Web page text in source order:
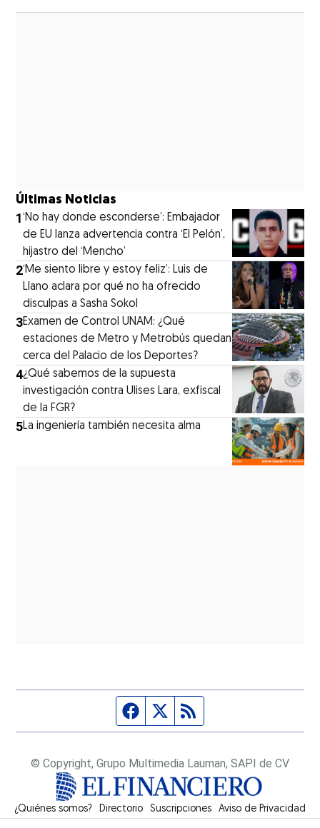
Últimas Noticias
1‘No hay donde esconderse’: Embajador
de EU lanza advertencia contra ‘El Pelón’,
hijastro del ‘Mencho’
2‘Me siento libre y estoy feliz’: Luis de
Llano aclara por qué no ha ofrecido
disculpas a Sasha Sokol
3Examen de Control UNAM: ¿Qué
estaciones de Metro y Metrobús quedan
cerca del Palacio de los Deportes?
4¿Qué sabemos de la supuesta
investigación contra Ulises Lara, exfiscal
de la FGR?
5La ingeniería también necesita alma
Página de Facebook
Fuente Twitter
© Copyright, Grupo Multimedia Lauman, SAPI de CV
¿Quiénes somos? Directorio Suscripciones Opens in new window
Aviso de Privacidad